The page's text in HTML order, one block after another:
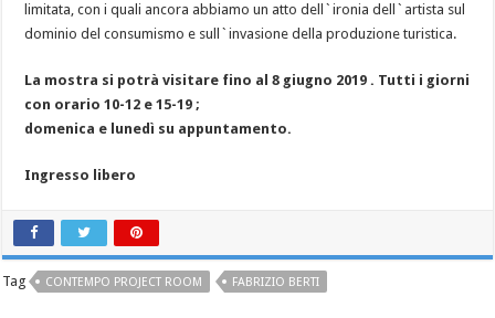
limitata, con i quali ancora abbiamo un atto dell`ironia dell`artista sul
dominio del consumismo e sull`invasione della produzione turistica.
La mostra si potrà visitare fino al 8 giugno 2019 . Tutti i giorni
con orario 10-12 e 15-19 ;
domenica e lunedì su appuntamento.
Ingresso libero
Tag CONTEMPO PROJECT ROOM FABRIZIO BERTI